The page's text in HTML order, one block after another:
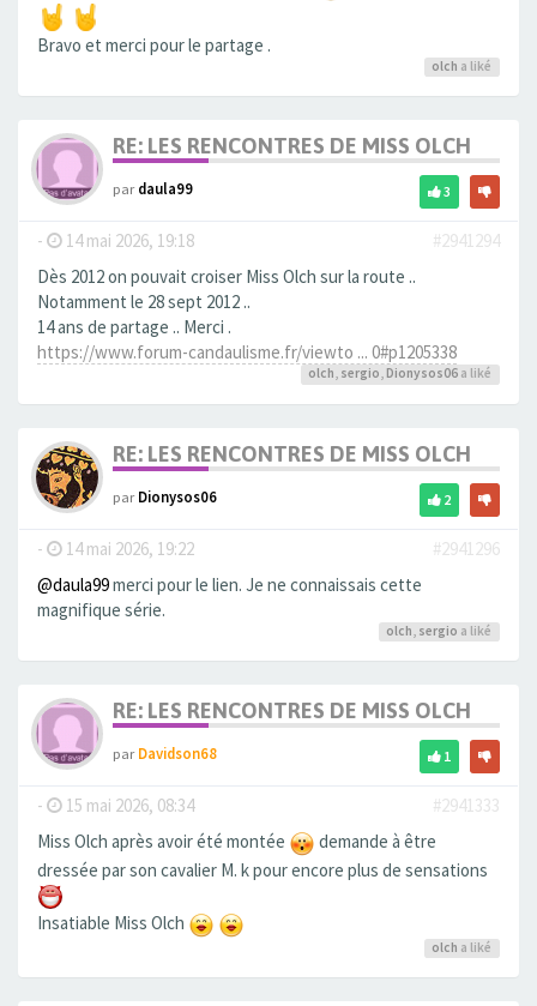
Bravo et merci pour le partage .
olch a liké
RE: LES RENCONTRES DE MISS OLCH
pardaula99 3
- 14 mai 2026, 19:18
#2941294
Dès 2012 on pouvait croiser Miss Olch sur la route ..
Notamment le 28 sept 2012 ..
14 ans de partage .. Merci .
https://www.forum-candaulisme.fr/viewto ... 0#p1205338
olch, sergio, Dionysos06 a liké
RE: LES RENCONTRES DE MISS OLCH
parDionysos06 2
- 14 mai 2026, 19:22
#2941296
@daula99merci pour le lien. Je ne connaissais cette
magnifique série.
olch, sergio a liké
RE: LES RENCONTRES DE MISS OLCH
parDavidson68 1
- 15 mai 2026, 08:34
#2941333
Miss Olch après avoir été montée
demande à être
dressée par son cavalier M. k pour encore plus de sensations
Insatiable Miss Olch
olch a liké